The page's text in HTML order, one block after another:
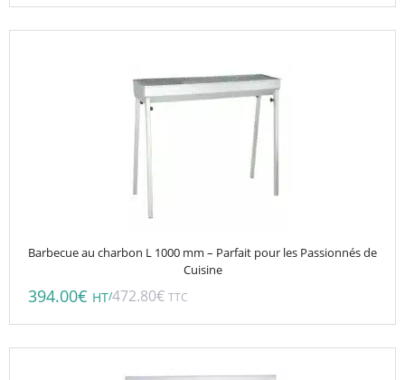
Barbecue au charbon L 1000 mm – Parfait pour les Passionnés de
Cuisine
394.00€ HT/472.80€ TTC